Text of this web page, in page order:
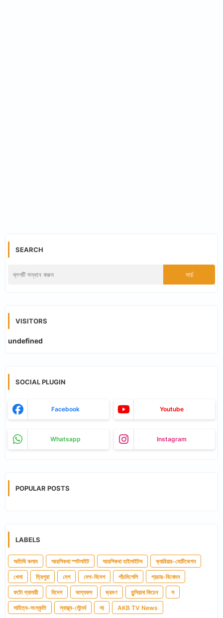
SEARCH
VISITORS
undefined
SOCIAL PLUGIN
Facebook Youtube
Whatsapp Instagram
POPULAR POSTS
LABELS
অতিথি কলাম আরশিকথা স্পটলাইট আরশিকথা হাইলাইটস ক্যারিয়ার-মোটিভেশন
খেলা ত্রিপুরা দেশ দেশ-বিদেশ পাঁচমিশেলি প্রচার-বিনোদন
ফটো গ্যালারী বিদেশ ভাগ্যফল ভ্রমণ মুন্সিয়ানা কিচেন স
সাহিত্য-সংস্কৃতি স্বাস্থ্য-সৌন্দর্য সl AKB TV News